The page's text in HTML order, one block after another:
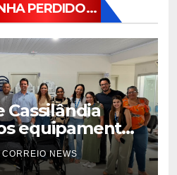
PERDIDO...
equipamentos
atendimento
de saúde
CORREIO NEWS